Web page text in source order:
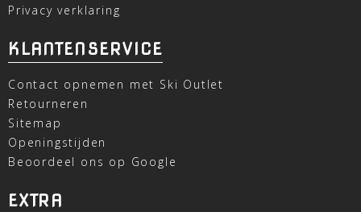
Privacy verklaring
KLANTENSERVICE
Contact opnemen met Ski Outlet
Retourneren
Sitemap
Openingstijden
Beoordeel ons op Google
EXTRA